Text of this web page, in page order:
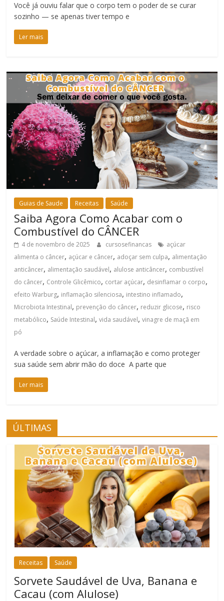
Você já ouviu falar que o corpo tem o poder de se curar
sozinho — se apenas tiver tempo e
Ler mais
Guias de Saude Receitas Saúde
Saiba Agora Como Acabar com o
Combustível do CÂNCER
4 de novembro de 2025 cursosefinancas
açúcar
alimenta o câncer, açúcar e câncer, adoçar sem culpa, alimentação
anticâncer, alimentação saudável, alulose anticâncer, combustível
do câncer, Controle Glicêmico, cortar açúcar, desinflamar o corpo,
efeito Warburg, inflamação silenciosa, intestino inflamado,
Microbiota Intestinal, prevenção do câncer, reduzir glicose, risco
metabólico, Saúde Intestinal,vida saudável,vinagre de maçã em
pó
A verdade sobre o açúcar, a inflamação e como proteger
sua saúde sem abrir mão do doce A parte que
Ler mais
ÚLTIMAS
Receitas Saúde
Sorvete Saudável de Uva, Banana e
Cacau (com Alulose)